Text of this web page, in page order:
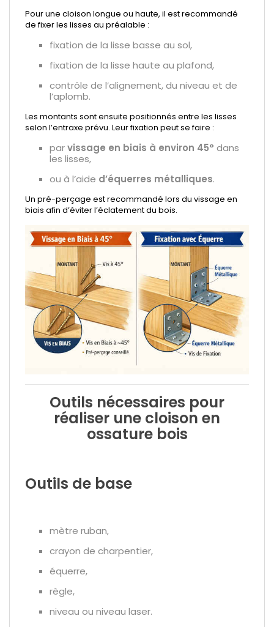
Pour une cloison longue ou haute, il est recommandé
de fixer les lisses au préalable :
fixation de la lisse basse au sol,
fixation de la lisse haute au plafond,
contrôle de l’alignement, du niveau et de
l’aplomb.
Les montants sont ensuite positionnés entre les lisses
selon l’entraxe prévu. Leur fixation peut se faire :
parvissage en biais à environ 45° dans
les lisses,
ou à l’aide d’équerres métalliques.
Un pré-perçage est recommandé lors du vissage en
biais afin d’éviter l’éclatement du bois.
Outils nécessaires pour
réaliser une cloison en
ossature bois
Outils de base
mètre ruban,
crayon de charpentier,
équerre,
règle,
niveau ou niveau laser.